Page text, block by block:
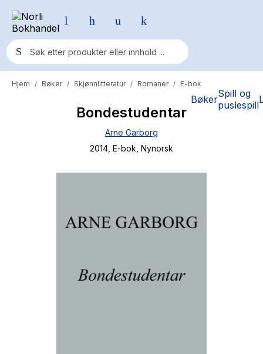
BøkerSpill og
puslespill
Populære søk
Fury Bound - Sable Sorensen
The Housemaid
Hjem / Bøker / Skjønnlitteratur / Romaner / E-bok
Bondestudentar
Arne Garborg
2014 , E-bok , Nynorsk